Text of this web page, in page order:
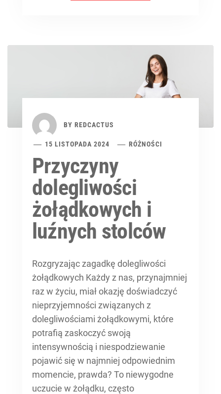
BY REDCACTUS
15 LISTOPADA 2024 RÓŻNOŚCI
Przyczyny
dolegliwości
żołądkowych i
luźnych stolców
Rozgryzając zagadkę dolegliwości
żołądkowych Każdy z nas, przynajmniej
raz w życiu, miał okazję doświadczyć
nieprzyjemności związanych z
dolegliwościami żołądkowymi, które
potrafią zaskoczyć swoją
intensywnością i niespodziewanie
pojawić się w najmniej odpowiednim
momencie, prawda? To niewygodne
uczucie w żołądku, często